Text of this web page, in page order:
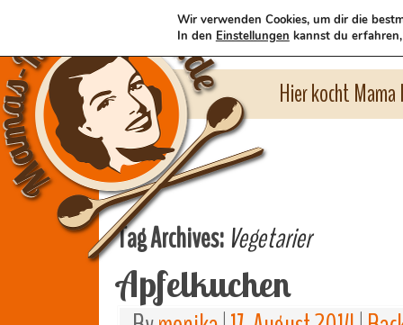
Hier kocht
Tag Archives: Vegetarier
Apfelkuchen
Wir verwenden Cookies, um dir die
In den Einstellungen kannst du